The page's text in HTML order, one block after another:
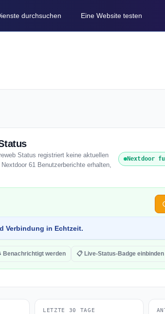
durchsuchen Eine Website testen
Status registriert keine aktuellen
61 Benutzerberichte erhalten,
Nextdoor
Verbindung in Echtzeit.
Benachrichtigt werden 📋 Live-Status-Badge einbinden
LETZTE 30 TAGE